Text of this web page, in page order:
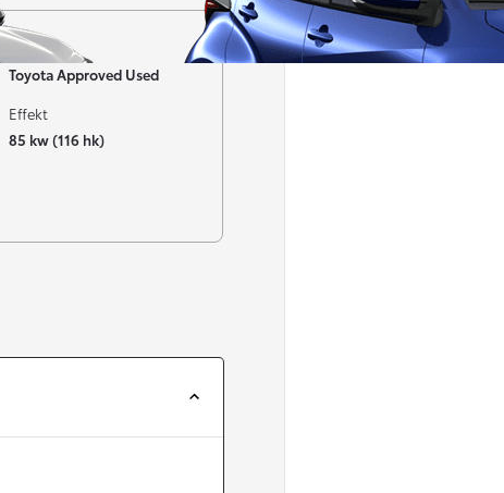
Easy Billån
Garanti
Toyota Approved Used
Effekt
85 kw (116 hk)